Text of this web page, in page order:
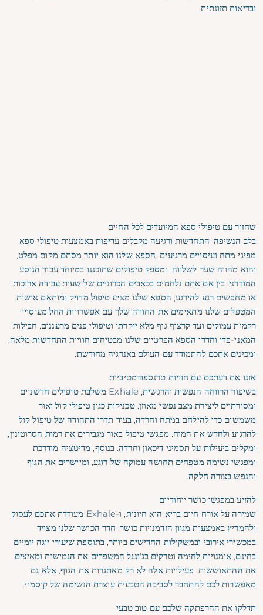
ובריאות תזונתית.
שחזור עם טיפולי ספא המיועדים לכל החיים
בלב הנשיפה, התחדשות ורגיעה מקבלים עדיפות באמצעות טיפולי ספא
מפיגי מתח ועיסויים מרגיעים. הספא שלנו הוא יותר מסתם מקום מפלט,
והוא מהווה שער לשלווה, ומספק טיפולים שתוכננו במיוחד עבור הנוסע
המודרני. בין אם אתם נלחמים בכאבים הכרוניים של שעות עבודה ארוכות
או מחפשים רגע להירגע, הספא שלנו מציע טיפול מדויק ומותאם אישית.
המטפלים שלנו מתאימים את החוויה שלך עם אפשרויות החל מעיסויי
רקמות עמוקים ועד קרצוף גוף מלא יוקרתי וטיפולי פנים מרעננים. חבילות
המאני-פדי וחדרי הספא הפרטיים שלנו מבטיחים חוויית התחדשות מלאה,
ומכינים אתכם להתמודד עם העולם באנרגיה מחודשת.
אזנו את דעתכם עם חוויות טרנספורמטיביות
בשיפור הרווחה הנפשית והרגשית, Exhale משלבת טיפולים חדשניים
ומסורתיים ליצירת מצב נפשי מאוזן. טכניקות כגון טיפולי קול ואור
משמשים כדי להילחם במתח וחרדה, בעוד תדרי התהודה של טיפול קול
להרגיע ולחדש את המוח. מפגשי טיפול באור מגבירים את רמות הסרוטונין,
ומקלים ביעילות על תסמיני דיכאון וחרדה. בנוסף, מדיטציה מודרכת
ומפגשי נשימה מטפחים תחושה עמוקה של רוגע, ומיישרים את הגוף
והנפש בצורה חלקה.
להזיע במפגשי כושר ייחודיים
שמירה על אורח חיים בריא היא חיונית, ו-Exhale מעודדת אתכם לעסוק
ולהמריץ באמצעות מגוון הזדמנויות כושר. חדר הכושר שלנו מצויד
במכשירי אירובי ובמשקולות החדישים ביותר, בתוספת שיעורי יוגה יומיים
בחינם, אומנויות לחימה וטרקים בג'ונגל המשפרים את הגמישות ומאיצים
את ההתאוששות. פעילויות אלה לא רק מאתגרות את הגוף, אלא גם
מאפשרות לכם להתחבר לסביבה הטבעית עוצרת הנשימה של קוסמוי.
תדלקו את ההרפתקה שלכם עם טוב טבעי